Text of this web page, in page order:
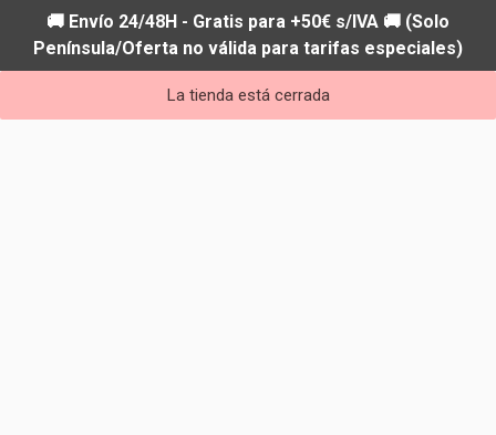
🚚 Envío 24/48H - Gratis para +50€ s/IVA 🚚 (Solo
Península/Oferta no válida para tarifas especiales)
La tienda está cerrada